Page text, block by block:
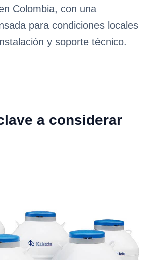
Colombia, con una
para condiciones locales
y soporte técnico.
a considerar